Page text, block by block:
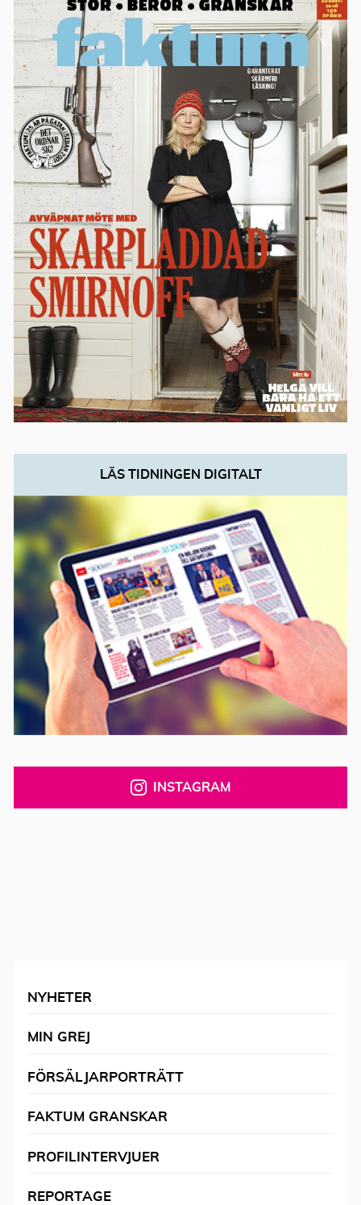
LÄS TIDNINGEN DIGITALT
INSTAGRAM
NYHETER
MIN GREJ
FÖRSÄLJARPORTRÄTT
FAKTUM GRANSKAR
PROFILINTERVJUER
REPORTAGE